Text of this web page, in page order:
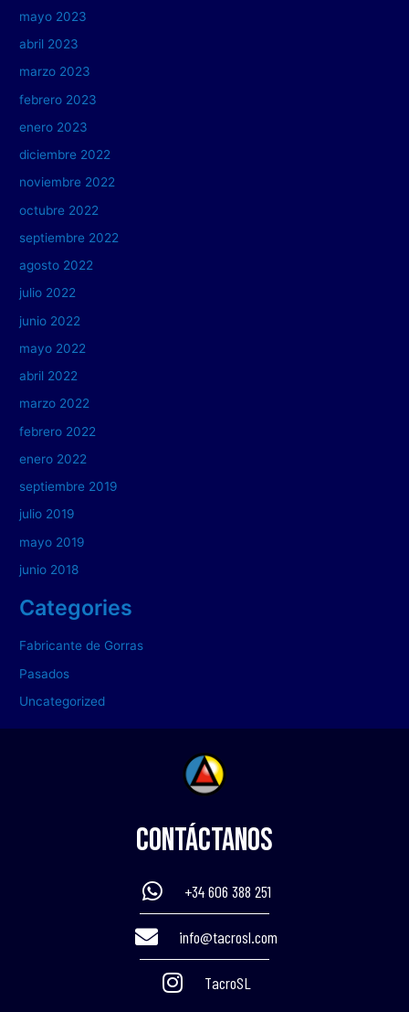
mayo 2023
abril 2023
marzo 2023
febrero 2023
enero 2023
diciembre 2022
noviembre 2022
octubre 2022
septiembre 2022
agosto 2022
julio 2022
junio 2022
mayo 2022
abril 2022
marzo 2022
febrero 2022
enero 2022
septiembre 2019
julio 2019
mayo 2019
junio 2018
Categories
Fabricante de Gorras
Pasados
Uncategorized
Contáctanos
+34 606 388 251
info@tacrosl.com
TacroSL